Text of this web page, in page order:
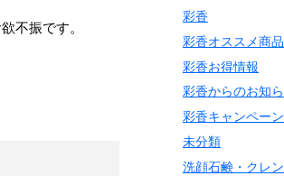
不振です。
彩香
彩香オススメ商品
彩香お得情報
彩香からのお知
彩香キャンペー
未分類
洗顔石鹸・クレ